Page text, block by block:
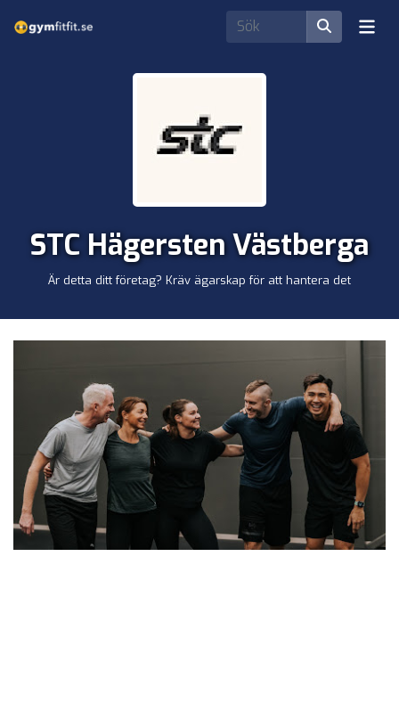
STC Hägersten Västberga
Är detta ditt företag? Kräv ägarskap för att hantera det